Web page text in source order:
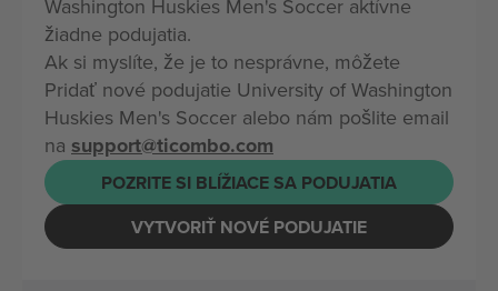
Washington Huskies Men's Soccer aktívne
žiadne podujatia.
Ak si myslíte, že je to nesprávne, môžete
Pridať nové podujatie University of Washington
Huskies Men's Soccer alebo nám pošlite email
na support@ticombo.com
POZRITE SI BLÍŽIACE SA PODUJATIA
VYTVORIŤ NOVÉ PODUJATIE